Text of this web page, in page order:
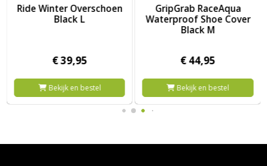
GripGrab RaceAqua
Waterproof Shoe Cover
€44,95
Bekijk en bestel
Spatz Tufr Overschoen
€159,95
Bekijk en bestel